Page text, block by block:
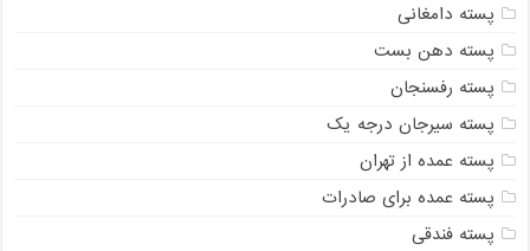
پسته دامغانی
پسته دهن بست
پسته رفسنجان
پسته سیرجان درجه یک
پسته عمده از تهران
پسته عمده برای صادرات
پسته فندقی